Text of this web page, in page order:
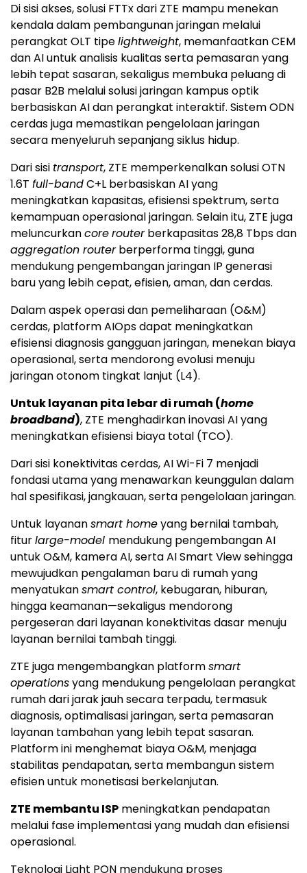
Di sisi akses, solusi FTTx dari ZTE mampu menekan
kendala dalam pembangunan jaringan melalui
perangkat OLT tipelightweight, memanfaatkan CEM
dan AI untuk analisis kualitas serta pemasaran yang
lebih tepat sasaran, sekaligus membuka peluang di
pasar B2B melalui solusi jaringan kampus optik
berbasiskan AI dan perangkat interaktif. Sistem ODN
cerdas juga memastikan pengelolaan jaringan
secara menyeluruh sepanjang siklus hidup.
Dari sisi transport, ZTE memperkenalkan solusi OTN
1.6T full-bandC+L berbasiskan AI yang
meningkatkan kapasitas, efisiensi spektrum, serta
kemampuan operasional jaringan. Selain itu, ZTE juga
meluncurkancorerouterberkapasitas 28,8 Tbps dan
aggregation routerberperforma tinggi, guna
mendukung pengembangan jaringan IP generasi
baru yang lebih cepat, efisien, aman, dan cerdas.
Dalam aspek operasi dan pemeliharaan (O&M)
cerdas, platform AIOps dapat meningkatkan
efisiensi diagnosis gangguan jaringan, menekan biaya
operasional, serta mendorong evolusi menuju
jaringan otonom tingkat lanjut (L4).
Untuk layanan pita lebar di rumah (home
broadband), ZTE menghadirkan inovasi AI yang
meningkatkan efisiensi biaya total (TCO).
Dari sisi konektivitas cerdas, AI Wi-Fi 7 menjadi
fondasi utama yang menawarkan keunggulan dalam
hal spesifikasi, jangkauan, serta pengelolaan jaringan.
Untuk layanansmart homeyang bernilai tambah,
fiturlarge-model mendukung pengembangan AI
untuk O&M, kamera AI, serta AI Smart View sehingga
mewujudkan pengalaman baru di rumah yang
menyatukansmart control, kebugaran, hiburan,
hingga keamanan—sekaligus mendorong
pergeseran dari layanan konektivitas dasar menuju
layanan bernilai tambah tinggi.
ZTE juga mengembangkan platformsmart
operationsyang mendukung pengelolaan perangkat
rumah dari jarak jauh secara terpadu, termasuk
diagnosis, optimalisasi jaringan, serta pemasaran
layanan tambahan yang lebih tepat sasaran.
Platform ini menghemat biaya O&M, menjaga
stabilitas pendapatan, serta membangun sistem
efisien untuk monetisasi berkelanjutan.
ZTE membantu ISP meningkatkan pendapatan
melalui fase implementasi yang mudah dan efisiensi
operasional.
Teknologi Light PON mendukung proses